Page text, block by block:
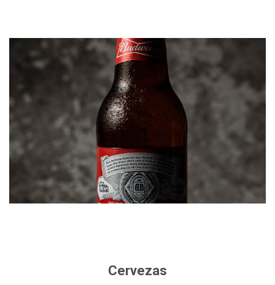
Cervezas